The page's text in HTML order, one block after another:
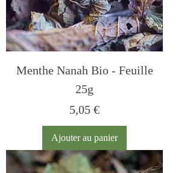
Menthe Nanah Bio - Feuille
25g
Prix
5,05 €
Ajouter au panier